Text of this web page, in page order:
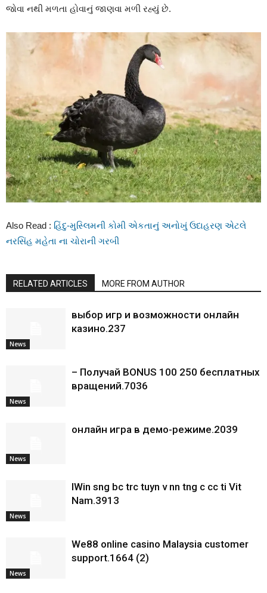
જોવા નથી મળતા હોવાનું જાણવા મળી રહ્યું છે.
Also Read : હિંદુ-મુસ્લિમની કોમી એકતાનું અનોખું ઉદાહરણ એટલે
નરસિંહ મહેતા ના ચોરાની ગરબી
RELATED ARTICLES MORE FROM AUTHOR
News
выбор игр и возможности онлайн
казино.237
News
– Получай BONUS 100 250 бесплатных
вращений.7036
News
онлайн игра в демо-режиме.2039
News
IWin sng bc trc tuyn v nn tng c cc ti Vit
Nam.3913
News
We88 online casino Malaysia customer
support.1664 (2)